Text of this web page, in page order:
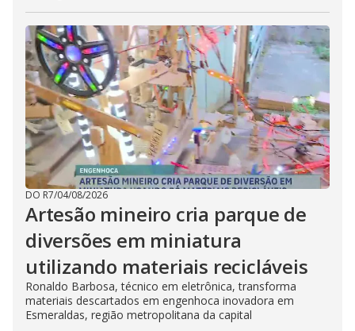
DO R7/04/08/2026
Artesão mineiro cria parque de
diversões em miniatura
utilizando materiais recicláveis
Ronaldo Barbosa, técnico em eletrônica, transforma
materiais descartados em engenhoca inovadora em
Esmeraldas, região metropolitana da capital